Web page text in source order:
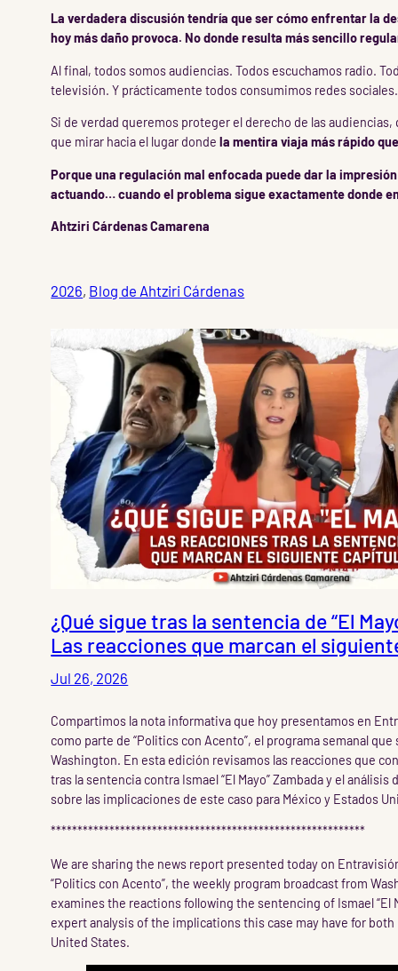
La verdadera discusión tendría que ser cómo enfrentar la
hoy más daño provoca. No donde resulta más sencillo
Al final, todos somos audiencias. Todos escuchamos radio.
televisión. Y prácticamente todos consumimos redes sociales.
Si de verdad queremos proteger el derecho de las audiencias,
que mirar hacia el lugar dondela mentira viaja más rápido
Porque una regulación mal enfocada puede dar la
actuando… cuando el problema sigue exactamente donde
Ahtziri Cárdenas Camarena
2026, Blog de Ahtziri Cárdenas
¿Qué sigue tras la sentencia de “El
Las reacciones que marcan el
Jul 26, 2026
Compartimos la nota informativa que hoy presentamos en
como parte de “Politics con Acento”, el programa semanal
Washington. En esta edición revisamos las reacciones que
tras la sentencia contra Ismael “El Mayo” Zambada y el análisis
sobre las implicaciones de este caso para México y Estados
***********************************************************
We are sharing the news report presented today on
“Politics con Acento”, the weekly program broadcast from
examines the reactions following the sentencing of Ismael “El
expert analysis of the implications this case may have for both
United States.